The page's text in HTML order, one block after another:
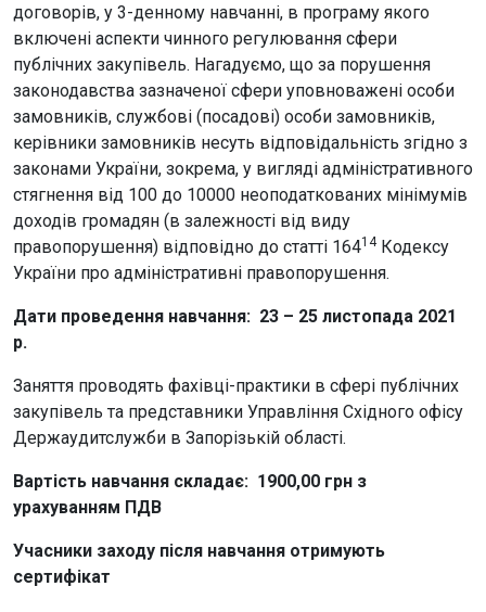
договорів, у 3-денному навчанні, в програму якого
включені аспекти чинного регулювання сфери
публічних закупівель. Нагадуємо, що за порушення
законодавства зазначеної сфери уповноважені особи
замовників, службові (посадові) особи замовників,
керівники замовників несуть відповідальність згідно з
законами України, зокрема, у вигляді адміністративного
стягнення від 100 до 10000 неоподаткованих мінімумів
доходів громадян (в залежності від виду
правопорушення) відповідно до статті 16414Кодексу
України про адміністративні правопорушення.
Дати проведення навчання: 23 – 25 листопада 2021
р.
Заняття проводять фахівці-практики в сфері публічних
закупівель та представники Управління Східного офісу
Держаудитслужби в Запорізькій області.
Вартість навчання складає: 1900,00 грн з
урахуванням ПДВ
Учасники заходу після навчання отримують
сертифікат